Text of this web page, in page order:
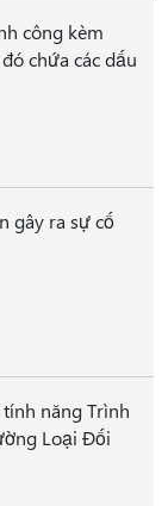
công kèm
chứa các dấu
gây ra sự cố
năng Trình
Loại Đối